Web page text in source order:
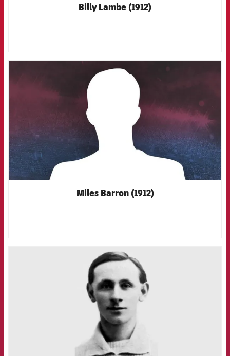
Billy Lambe (1912)
FCB Barcelona badge
Miles Barron (1912)
FCB Barcelona badge